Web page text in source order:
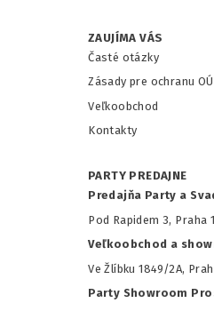
ZAUJÍMA VÁS
Časté otázky
Zásady pre ochranu OÚ
Veľkoobchod
Kontakty
PARTY PREDAJNE
Predajňa Party a
Pod Rapidem 3, Praha
Veľkoobchod a
Ve Žlíbku 1849/2A,
Party Showroom